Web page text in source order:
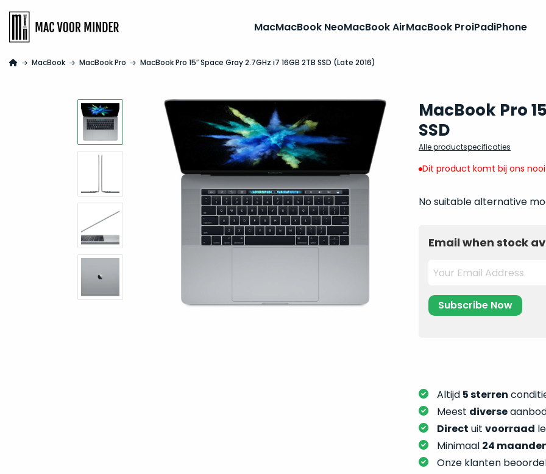
MacMacBook NeoMacBook AirMacBook ProiPadiPhone
MacBook MacBook Pro MacBook Pro 15″ Space Gray 2.7GHz i7 16GB 2TB SSD (Late 2016)
MacBook Pro
SSD
Alle productspecificaties
Dit product komt bij ons
No suitable alternative
Email when stock
Altijd 5 sterren
Meest diverse
Direct uit voorraad
Minimaal 24
Onze klanten